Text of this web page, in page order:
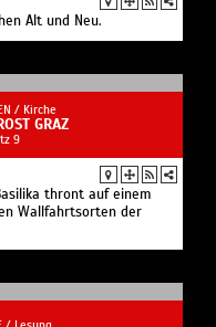
bestellen
Platz 1